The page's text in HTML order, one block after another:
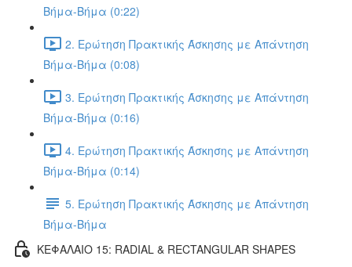
Βήμα-Βήμα (0:22)
2. Ερώτηση Πρακτικής Άσκησης με Απάντηση
Βήμα-Βήμα (0:08)
3. Ερώτηση Πρακτικής Άσκησης με Απάντηση
Βήμα-Βήμα (0:16)
4. Ερώτηση Πρακτικής Άσκησης με Απάντηση
Βήμα-Βήμα (0:14)
5. Ερώτηση Πρακτικής Άσκησης με Απάντηση
Βήμα-Βήμα
ΚΕΦΑΛΑΙΟ 15: RADIAL & RECTANGULAR SHAPES